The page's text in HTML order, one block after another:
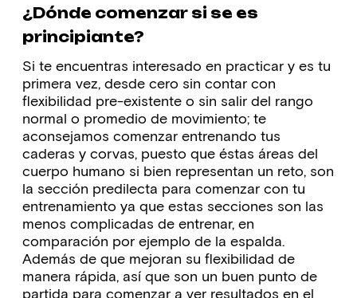
¿Dónde comenzar si se es
principiante?
Si te encuentras interesado en practicar y es tu
primera vez, desde cero sin contar con
flexibilidad pre-existente o sin salir del rango
normal o promedio de movimiento; te
aconsejamos comenzar entrenando tus
caderas y corvas, puesto que éstas áreas del
cuerpo humano si bien representan un reto, son
la sección predilecta para comenzar con tu
entrenamiento ya que estas secciones son las
menos complicadas de entrenar, en
comparación por ejemplo de la espalda.
Además de que mejoran su flexibilidad de
manera rápida, así que son un buen punto de
partida para comenzar a ver resultados en el